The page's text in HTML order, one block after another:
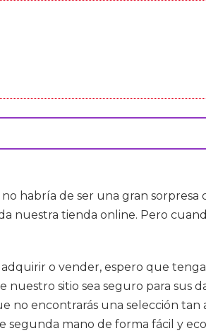
no habría de ser una gran
nuestra tienda online. Pero
o vender, espero que
sitio sea seguro para sus
no encontrarás una selección
mano de forma fácil y